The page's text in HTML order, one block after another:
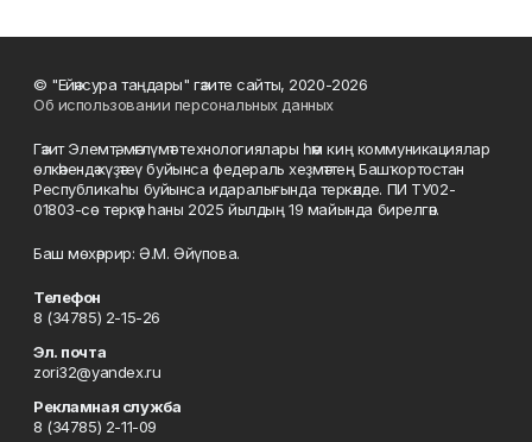
© "Ейәнсура таңдары" гәзите сайты, 2020-2026
Об использовании персональных данных
Гәзит Элемтә, мәғлүмәт технологиялары һәм киң коммуникациялар
өлкәһендә күҙәтеү буйынса федераль хеҙмәттең Башҡортостан
Республикаһы буйынса идаралығында теркәлде. ПИ ТУ02-
01803-сө теркәү һаны 2025 йылдың 19 майында бирелгән.
Баш мөхәррир: Ә.М. Әйүпова.
Телефон
8 (34785) 2-15-26
Эл. почта
zori32@yandex.ru
Рекламная служба
8 (34785) 2-11-09